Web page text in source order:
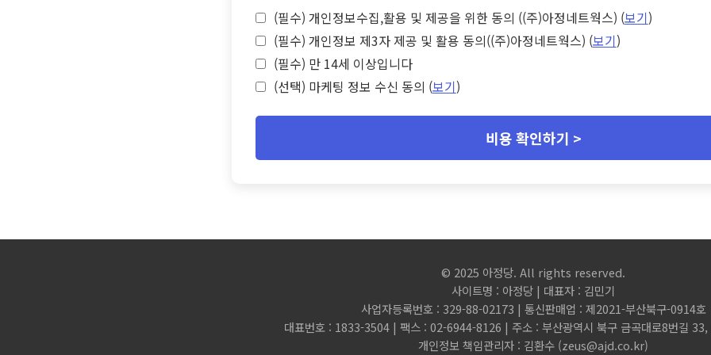
(필수) 개인정보수집,활용 및 제공을 위한 동의 ((주)아정네트웍스) (보기)
(필수) 개인정보 제3자 제공 및 활용 동의((주)아정네트웍스) (보기)
(필수) 만 14세 이상입니다
(선택) 마케팅 정보 수신 동의 (보기)
비용 확인하기 >
© 2025 아정당. All rights reserved.
사이트명 : 아정당 | 대표자 : 김민기
사업자등록번호 : 329-88-02173 | 통신판매업 : 제2021-부산북구-0914호
대표번호 : 1833-3504 | 팩스 : 02-6944-8126 | 주소 : 부산광역시 북구 금곡대로8번길 33,
개인정보 책임관리자 : 김환수 (zeus@ajd.co.kr)